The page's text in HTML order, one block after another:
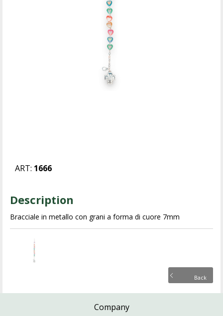
ART: 1666
Description
Bracciale in metallo con grani a forma di cuore 7mm
Back
Company